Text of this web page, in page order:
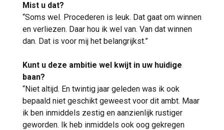
Mist u dat?
“Soms wel. Procederen is leuk. Dat gaat om winnen
en verliezen. Daar hou ik wel van. Van dat winnen
dan. Dat is voor mij het belangrijkst.”
Kunt u deze ambitie wel kwijt in uw huidige
baan?
“Niet altijd. En twintig jaar geleden was ik ook
bepaald niet geschikt geweest voor dit ambt. Maar
ik ben inmiddels zestig en aanzienlijk rustiger
geworden. Ik heb inmiddels ook oog gekregen